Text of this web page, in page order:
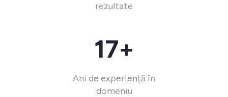
rezultate
17+
Ani de experiență în
domeniu